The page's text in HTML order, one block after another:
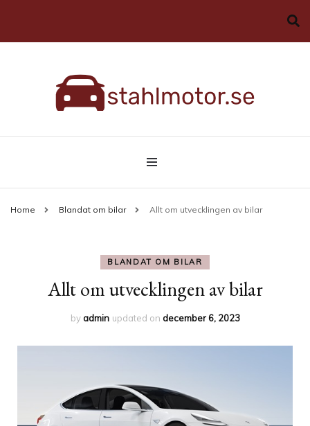
stahlmotor.se
Home Blandat om bilar Allt om utvecklingen av bilar
BLANDAT OM BILAR
Allt om utvecklingen av bilar
byadmin updated on december 6, 2023